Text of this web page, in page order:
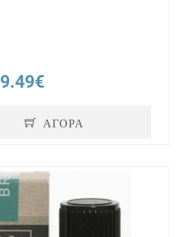
9.49€
ΑΓΟΡΑ